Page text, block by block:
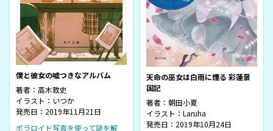
僕と彼女の嘘つきなアルバム
著者： 高木敦史
イラスト： いつか
発売日：2019年11月21日
ポラロイド写真を使って謎を解
天命の巫女は白雨に煙る 彩蓮景
国記
著者： 朝田小夏
イラスト： Laruha
発売日：2019年10月24日